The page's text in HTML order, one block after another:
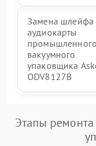
Замена шлейфа
аудиокарты
промышленного
вакуумного
упаковщика
ODV8127B
Этапы